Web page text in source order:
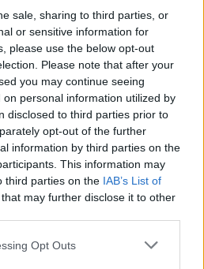
sale, sharing to third parties, or
or sensitive information for
please use the below opt-out
Please note that after your
you may continue seeing
personal information utilized by
disclosed to third parties prior to
opt-out of the further
information by third parties on the
This information may
third parties on the IAB’s List of
that may further disclose it to other
Opt Outs
“Cidade Neve”, a feira conjuga
comércio, gastronomia,
empresarial,
momentos de promoção
Interior.
alcançado ao longo
o cumprimento dos
iniciou o seu percurso no
considera que o
resulta da proximidade
regional. Segundo
A LER
do Estado
a FUNCEX para
sobre